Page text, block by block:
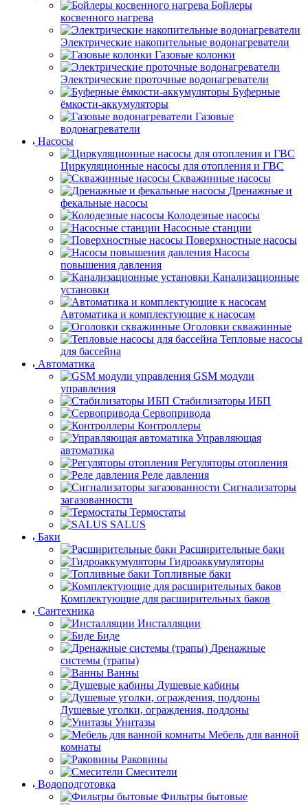
Бойлеры
косвенного нагрева
Электрические накопительные водонагреватели
Газовые колонки
Электрические проточные водонагреватели
Буферные
ёмкости-аккумуляторы
Газовые
водонагреватели
Насосы
Циркуляционные насосы для отопления и ГВС
Скважинные насосы
Дренажные и
фекальные насосы
Колодезные насосы
Насосные станции
Поверхностные насосы
Насосы
повышения давления
Канализационные
установки
Автоматика и комплектующие к насосам
Оголовки скважинные
Тепловые насосы
для бассейна
Автоматика
GSM модули
управления
Стабилизаторы ИБП
Сервопривода
Контроллеры
Управляющая
автоматика
Регуляторы отопления
Реле давления
Сигнализаторы
загазованности
Термостаты
SALUS
Баки
Расширительные баки
Гидроаккумуляторы
Топливные баки
Комплектующие для расширительных баков
Сантехника
Инсталляции
Биде
Дренажные
системы (трапы)
Ванны
Душевые кабины
Душевые уголки, ограждения, поддоны
Унитазы
Мебель для ванной
комнаты
Раковины
Смесители
Водоподготовка
Фильтры бытовые